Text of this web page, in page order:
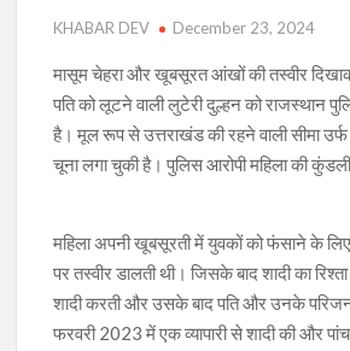
KHABAR DEV December 23, 2024
मासूम चेहरा और खूबसूरत आंखों की तस्वीर
पति को लूटने वाली लुटेरी दुल्हन को राजस्थान
है। मूल रूप से उत्तराखंड की रहने वाली सीमा
चूना लगा चुकी है। पुलिस आरोपी महिला की
महिला अपनी खूबसूरती में युवकों को फंसाने के
पर तस्वीर डालती थी। जिसके बाद शादी का
शादी करती और उसके बाद पति और उनके
फरवरी 2023 में एक व्यापारी से शादी की और